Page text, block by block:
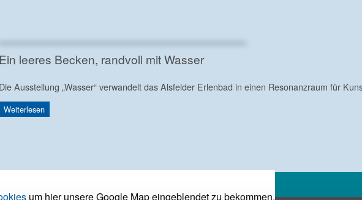
Ein leeres Becken, randvoll mit Wasser
Die Ausstellung „Wasser“ verwandelt das Alsfelder Erlenbad in einen Resonanzraum für
Weiterlesen
um hier unsere Google Map eingeblendet zu bekommen.